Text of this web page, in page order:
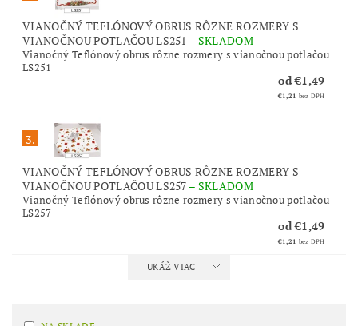
VIANOČNÝ TEFLÓNOVÝ OBRUS RÔZNE ROZMERY S
VIANOČNOU POTLAČOU LS251 – SKLADOM
Vianočný Teflónový obrus rôzne rozmery s vianočnou potlačou
LS251
od €1,49
€1,21 bez DPH
3.
VIANOČNÝ TEFLÓNOVÝ OBRUS RÔZNE ROZMERY S
VIANOČNOU POTLAČOU LS257 – SKLADOM
Vianočný Teflónový obrus rôzne rozmery s vianočnou potlačou
LS257
od €1,49
€1,21 bez DPH
UKÁŽ VIAC